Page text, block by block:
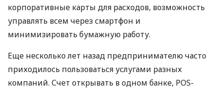
корпоративные карты для расходов, возможность
управлять всем через смартфон и
минимизировать бумажную работу.
Еще несколько лет назад предпринимателю часто
приходилось пользоваться услугами разных
компаний. Счет открывать в одном банке, POS-